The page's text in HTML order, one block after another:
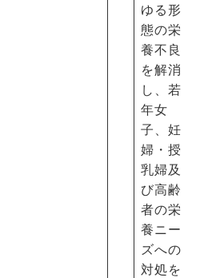
ゆる形
態の栄
養不良
を解消
し、若
年女
子、妊
婦・授
乳婦及
び高齢
者の栄
養ニー
ズへの
対処を